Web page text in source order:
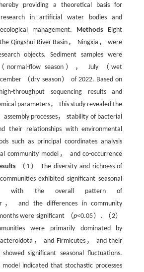
providing a theoretical basis for
in artificial water bodies and
management. Methods Eight
Qingshui River Basin， Ningxia， were
objects. Sediment samples were
normal-flow season）， July （wet
（dry season） of 2022. Based on
throughput sequencing results and
parameters， this study revealed the
assembly processes， stability of bacterial
their relationships with environmental
such as principal coordinates analysis
community model， and co-occurrence
（1） The diversity and richness of
exhibited significant seasonal
with the overall pattern of
， and the differences in community
were significant （p<0.05）. （2）
were primarily dominated by
， and Firmicutes， and their
significant seasonal fluctuations.
indicated that stochastic processes